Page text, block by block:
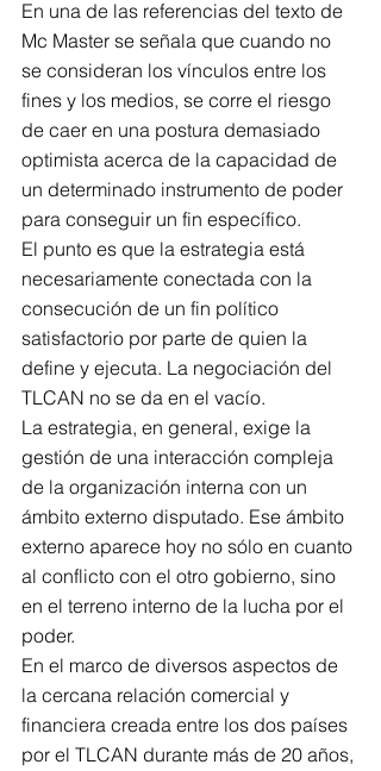
En una de las referencias del texto de
Mc Master se señala que cuando no
se consideran los vínculos entre los
fines y los medios, se corre el riesgo
de caer en una postura demasiado
optimista acerca de la capacidad de
un determinado instrumento de poder
para conseguir un fin específico.
El punto es que la estrategia está
necesariamente conectada con la
consecución de un fin político
satisfactorio por parte de quien la
define y ejecuta. La negociación del
TLCAN no se da en el vacío.
La estrategia, en general, exige la
gestión de una interacción compleja
de la organización interna con un
ámbito externo disputado. Ese ámbito
externo aparece hoy no sólo en cuanto
al conflicto con el otro gobierno, sino
en el terreno interno de la lucha por el
poder.
En el marco de diversos aspectos de
la cercana relación comercial y
financiera creada entre los dos países
por el TLCAN durante más de 20 años,